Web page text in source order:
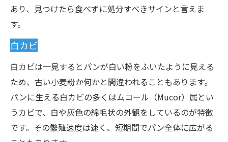
あり、見つけたら食べずに処分すべきサインと言えま
す。
白カビ
白カビは一見するとパンが白い粉をふいたように見える
ため、古い小麦粉か何かと間違われることもあります。
パンに生える白カビの多くはムコール（Mucor）属とい
うカビで、白や灰色の綿毛状の外観をしているのが特徴
です。その繁殖速度は速く、短期間でパン全体に広がる